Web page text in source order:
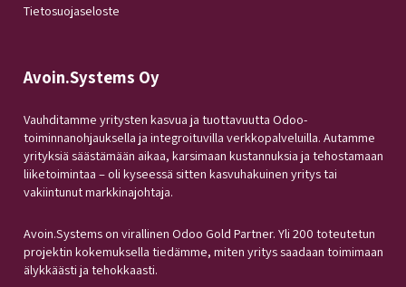
Tietosuojaseloste
Avoin.Systems Oy
Vauhditamme yritysten kasvua ja tuottavuutta Odoo-
toiminnanohjauksella ja integroituvilla verkkopalveluilla. Autamme
yrityksiä säästämään aikaa, karsimaan kustannuksia ja tehostamaan
liiketoimintaa – oli kyseessä sitten kasvuhakuinen yritys tai
vakiintunut markkinajohtaja.
Avoin.Systems on virallinen Odoo Gold Partner. Yli 200 toteutetun
projektin kokemuksella tiedämme, miten yritys saadaan toimimaan
älykkäästi ja tehokkaasti.